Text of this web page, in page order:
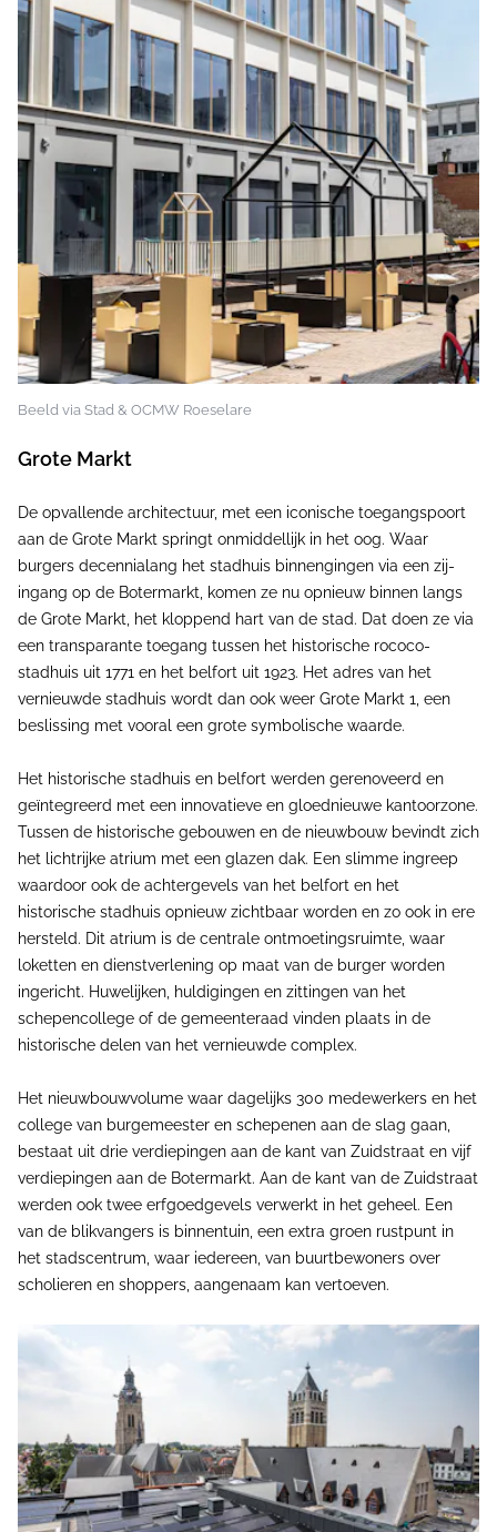
Beeld via Stad & OCMW Roeselare
Grote Markt
De opvallende architectuur, met een iconische toegangspoort
aan de Grote Markt springt onmiddellijk in het oog. Waar
burgers decennialang het stadhuis binnengingen via een zij-
ingang op de Botermarkt, komen ze nu opnieuw binnen langs
de Grote Markt, het kloppend hart van de stad. Dat doen ze via
een transparante toegang tussen het historische rococo-
stadhuis uit 1771 en het belfort uit 1923. Het adres van het
vernieuwde stadhuis wordt dan ook weer Grote Markt 1, een
beslissing met vooral een grote symbolische waarde.
Het historische stadhuis en belfort werden gerenoveerd en
geïntegreerd met een innovatieve en gloednieuwe kantoorzone.
Tussen de historische gebouwen en de nieuwbouw bevindt zich
het lichtrijke atrium met een glazen dak. Een slimme ingreep
waardoor ook de achtergevels van het belfort en het
historische stadhuis opnieuw zichtbaar worden en zo ook in ere
hersteld. Dit atrium is de centrale ontmoetingsruimte, waar
loketten en dienstverlening op maat van de burger worden
ingericht. Huwelijken, huldigingen en zittingen van het
schepencollege of de gemeenteraad vinden plaats in de
historische delen van het vernieuwde complex.
Het nieuwbouwvolume waar dagelijks 300 medewerkers en het
college van burgemeester en schepenen aan de slag gaan,
bestaat uit drie verdiepingen aan de kant van Zuidstraat en vijf
verdiepingen aan de Botermarkt. Aan de kant van de Zuidstraat
werden ook twee erfgoedgevels verwerkt in het geheel. Een
van de blikvangers is binnentuin, een extra groen rustpunt in
het stadscentrum, waar iedereen, van buurtbewoners over
scholieren en shoppers, aangenaam kan vertoeven.